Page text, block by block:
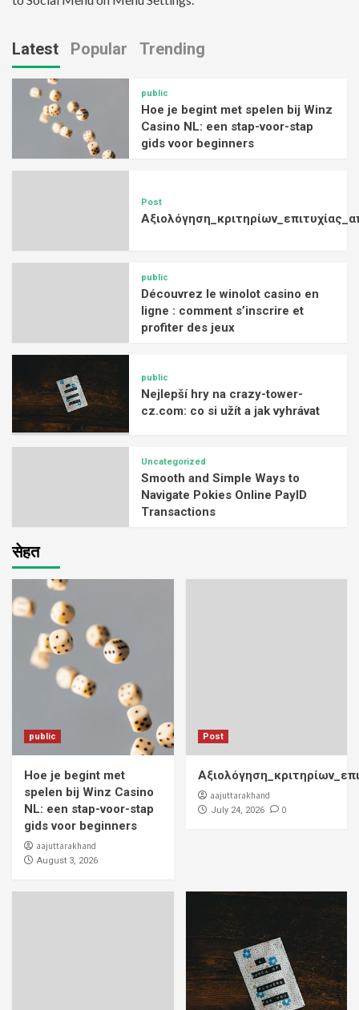
Latest Popular Trending
public
Hoe je begint met spelen bij Winz
Casino NL: een stap-voor-stap
gids voor beginners
Post
public
Découvrez le winolot casino en
ligne : comment s’inscrire et
profiter des jeux
public
Nejlepší hry na crazy-tower-
cz.com: co si užít a jak vyhrávat
Uncategorized
Smooth and Simple Ways to
Navigate Pokies Online PayID
Transactions
सेहत
public
Hoe je begint met
spelen bij Winz Casino
NL: een stap-voor-stap
gids voor beginners
aajuttarakhand
August 3, 2026
Post
aajuttarakhand
July 24, 2026 0